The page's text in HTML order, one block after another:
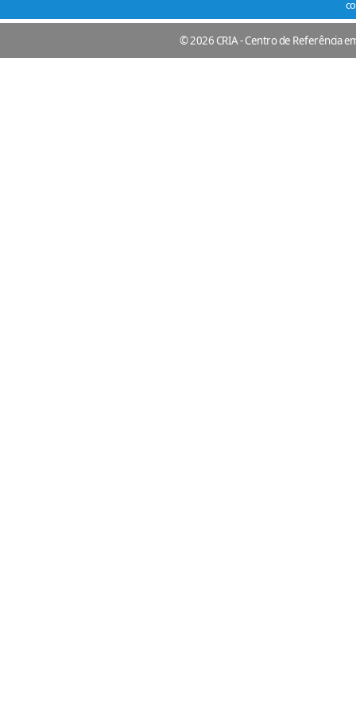
© 2026 CRIA - Centro de Referência